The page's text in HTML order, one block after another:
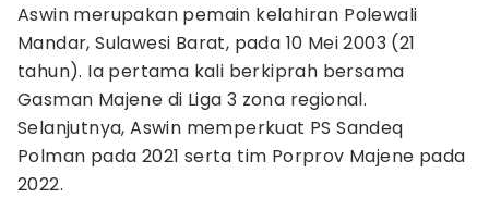
Aswin merupakan pemain kelahiran Polewali
Mandar, Sulawesi Barat, pada 10 Mei 2003 (21
tahun). Ia pertama kali berkiprah bersama
Gasman Majene di Liga 3 zona regional.
Selanjutnya, Aswin memperkuat PS Sandeq
Polman pada 2021 serta tim Porprov Majene pada
2022.